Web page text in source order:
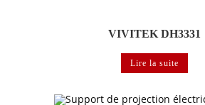
VIVITEK DH3331
Lire la suite